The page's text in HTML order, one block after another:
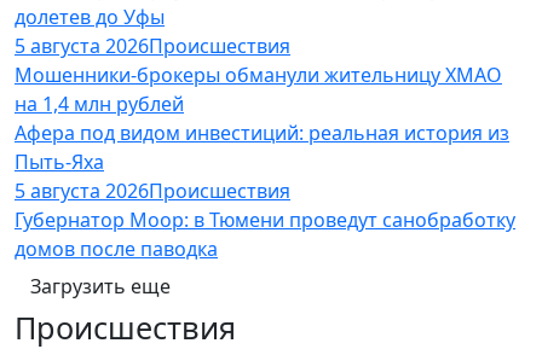
долетев до Уфы
5 августа 2026Происшествия
Мошенники-брокеры обманули жительницу ХМАО
на 1,4 млн рублей
Афера под видом инвестиций: реальная история из
Пыть-Яха
5 августа 2026Происшествия
Губернатор Моор: в Тюмени проведут санобработку
домов после паводка
Загрузить еще
Происшествия